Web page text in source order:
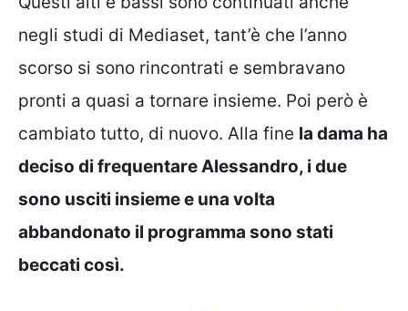
negli studi di Mediaset, tant’è che l’anno
scorso si sono rincontrati e sembravano
pronti a quasi a tornare insieme. Poi però è
cambiato tutto, di nuovo. Alla fine la dama ha
deciso di frequentare Alessandro, i due
sono usciti insieme e una volta
abbandonato il programma sono stati
beccati così.